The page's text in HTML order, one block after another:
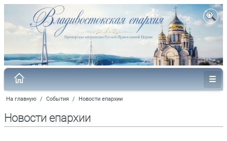
На главную / События / Новости епархии
Новости епархии